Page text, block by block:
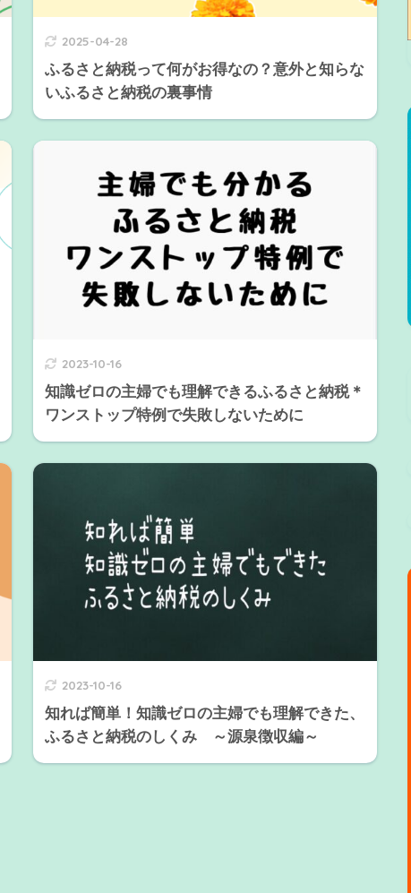
2025-04-28
ふるさと納税って何がお得なの？意外と知らな
いふるさと納税の裏事情
2023-10-16
知識ゼロの主婦でも理解できるふるさと納税＊
ワンストップ特例で失敗しないために
2023-10-16
知れば簡単！知識ゼロの主婦でも理解できた、
ふるさと納税のしくみ ～源泉徴収編～